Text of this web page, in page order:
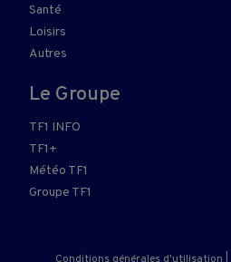
Santé
Loisirs
Autres
Le Groupe
TF1 INFO
TF1+
Météo TF1
Groupe TF1